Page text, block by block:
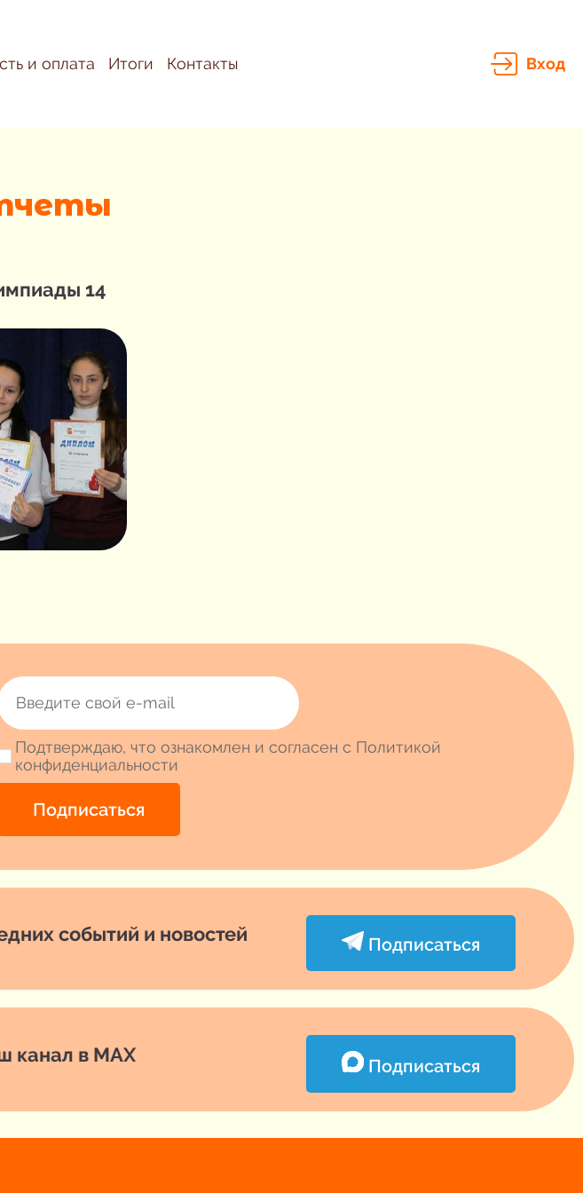
и оплата Итоги Контакты Вход
14
Подтверждаю, что ознакомлен и согласен с Политикой
конфиденциальности
Подписаться
событий и новостей Подписаться
канал в MAX Подписаться